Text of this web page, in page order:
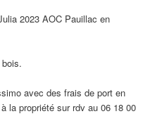
2023 AOC Pauillac en
avec des frais de port en
la propriété sur rdv au 06 18 00